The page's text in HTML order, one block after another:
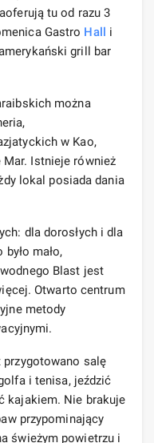
tu od razu 3
Gastro Hall i
grill bar
można
w Kao,
Istnieje również
lokal posiada dania
dla dorosłych i dla
mało,
Blast jest
Otwarto centrum
metody
salę
i tenisa, jeździć
kajakiem. Nie brakuje
przypominający
świeżym powietrzu i